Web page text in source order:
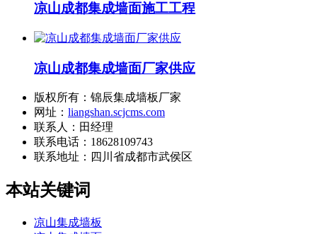
凉山成都集成墙面施工工程
凉山成都集成墙面厂家供应
版权所有：锦辰集成墙板厂家
网址： liangshan.scjcms.com
联系人：田经理
联系电话：18628109743
联系地址： 四川省成都市武侯区
本站关键词
凉山集成墙板